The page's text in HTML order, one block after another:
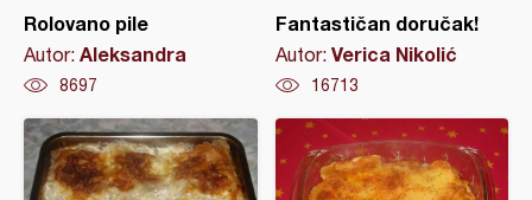
Rolovano pile
Autor: Aleksandra
8697
Fantastičan doručak!
Autor: Verica Nikolić
16713